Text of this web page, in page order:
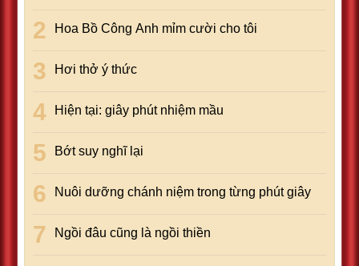
Hoa Bồ Công Anh mỉm cười cho tôi
Hơi thở ý thức
Hiện tại: giây phút nhiệm mầu
Bớt suy nghĩ lại
Nuôi dưỡng chánh niệm trong từng phút giây
Ngồi đâu cũng là ngồi thiền